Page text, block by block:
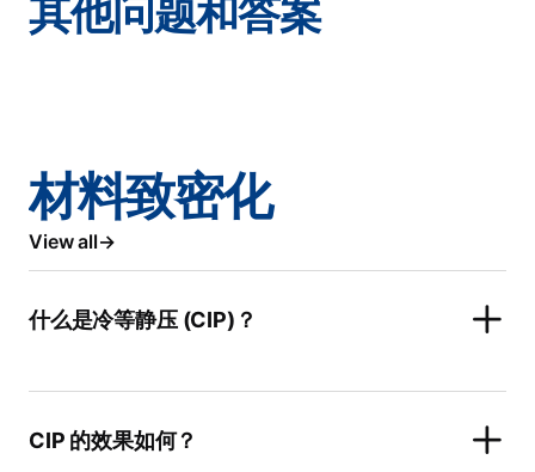
其他问题和答案
材料致密化
View all
什么是冷等静压 (CIP)？
CIP 的效果如何？